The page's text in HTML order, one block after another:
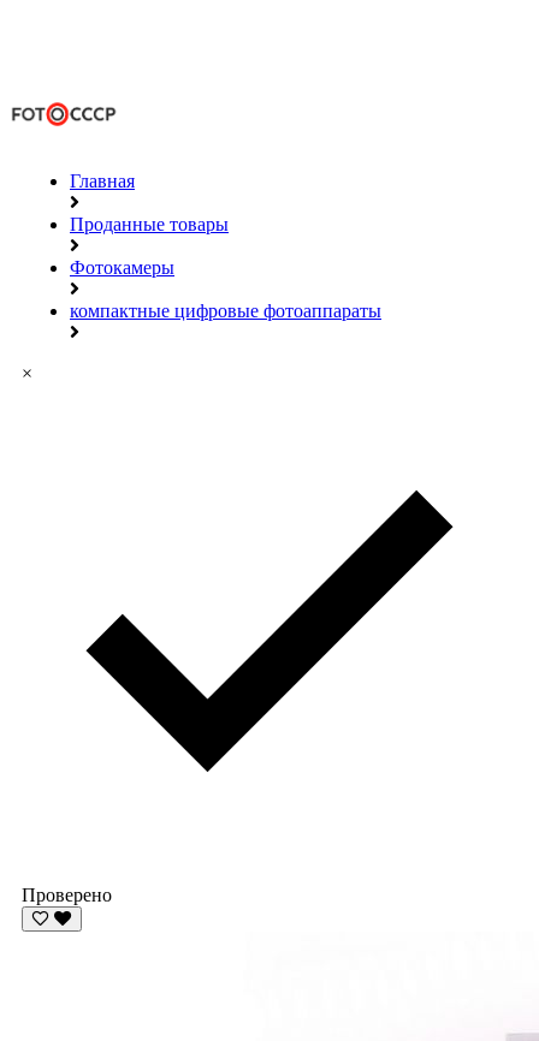
Главная
Проданные товары
Фотокамеры
компактные цифровые фотоаппараты
×
Проверено